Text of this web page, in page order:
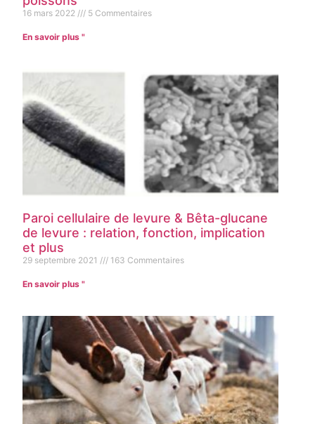
16 mars 2022 5 Commentaires
En savoir plus "
Paroi cellulaire de levure & Bêta-glucane
de levure : relation, fonction, implication
et plus
29 septembre 2021 163 Commentaires
En savoir plus "